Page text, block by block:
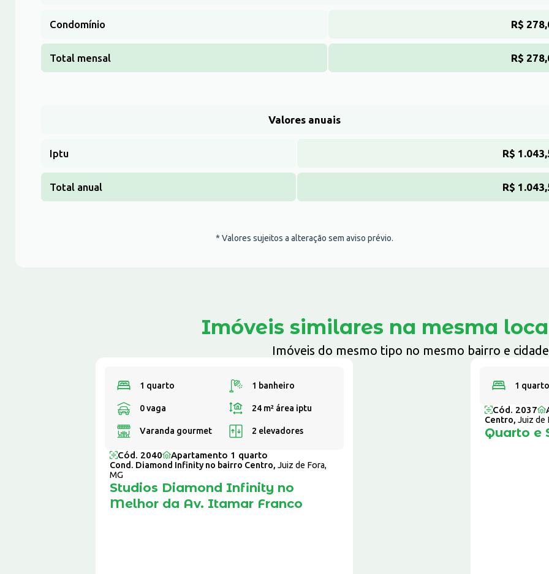
Condomínio R$
Total mensal R$
Valores anuais
Iptu R$
Total anual R$
* Valores sujeitos a alteração sem aviso prévio.
Imóveis similares na mesma
Imóveis do mesmo tipo no mesmo bairro e
1 quarto 1 banheiro
0 vaga 24 m² área iptu
Varanda gourmet 2 elevadores
Cód. 2040 Apartamento 1 quarto
Cond. Diamond Infinity no bairro Centro, Juiz de Fora,
MG
Studios Diamond Infinity no
Melhor da Av. Itamar Franco
1 quarto
Cód. 2037
Centro, Juiz de
Quarto e